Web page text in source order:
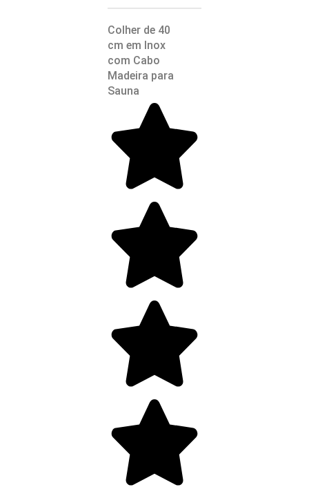
Colher de 40
cm em Inox
com Cabo
Madeira para
Sauna